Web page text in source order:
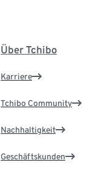
Über Tchibo
Karriere
Tchibo Community
Nachhaltigkeit
Geschäftskunden